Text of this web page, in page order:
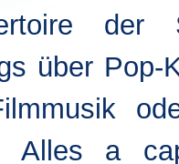
der
über
Alles a